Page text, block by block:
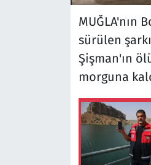
MUĞLA'nın
sürülen
Şişman'ın
morguna